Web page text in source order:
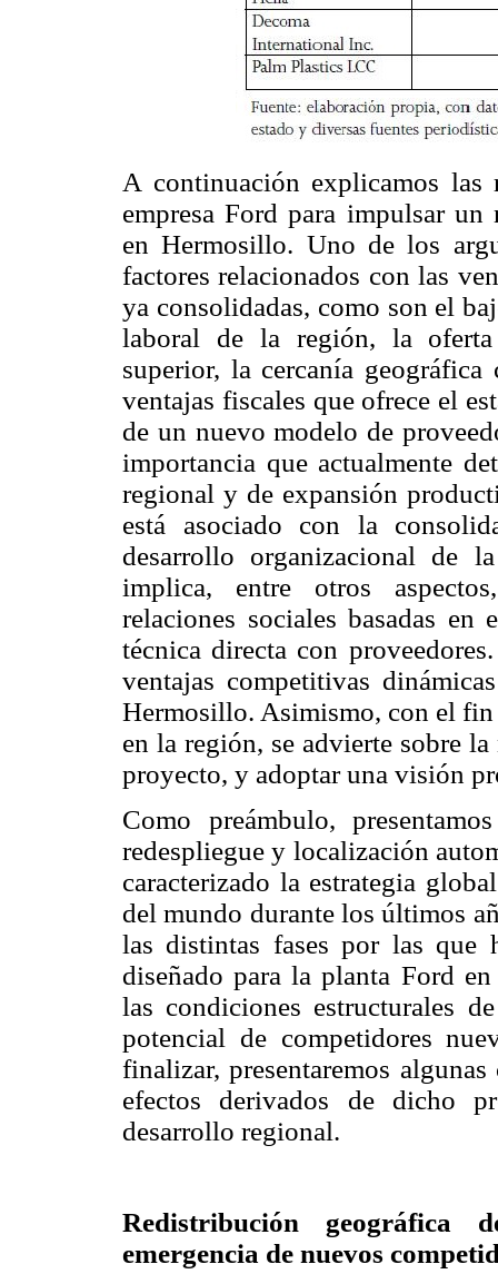
A continuación explicamos las
empresa Ford para impulsar
en Hermosillo. Uno de los
factores relacionados con las
ya consolidadas, como son el
laboral de la región, la
superior, la cercanía
ventajas fiscales que ofrece el
de un nuevo modelo de
importancia que actualmente
regional y de expansión
está asociado con la
desarrollo organizacional de
implica, entre otros
relaciones sociales basadas
técnica directa con
ventajas competitivas
Hermosillo. Asimismo, con el fin
en la región, se advierte sobre
proyecto, y adoptar una visión
Como preámbulo,
redespliegue y localización
caracterizado la estrategia
del mundo durante los últimos
las distintas fases por las que
diseñado para la planta Ford
las condiciones estructurales
potencial de competidores
finalizar, presentaremos
efectos derivados de dicho
desarrollo regional.
Redistribución
emergencia de nuevos